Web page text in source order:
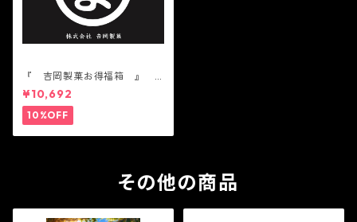
『 吉岡製菓お得福箱 』
かわいい 人気 テレビ
で話題 中元 贈り物 ギ
フト 機能性表示食品
¥10,692
10%OFF
その他の商品